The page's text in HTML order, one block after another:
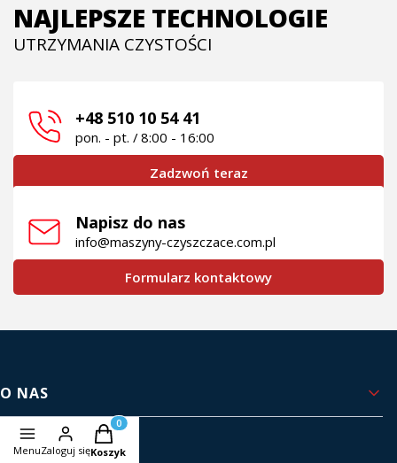
NAJLEPSZE TECHNOLOGIE
UTRZYMANIA CZYSTOŚCI
+48 510 10 54 41
pon. - pt. / 8:00 - 16:00
Zadzwoń teraz
Napisz do nas
info@maszyny-czyszczace.com.pl
Formularz kontaktowy
Linki w stopce
O NAS
Kontakt i dane firmy
MenuZaloguj się
Produkty w koszyku: 0. Zobacz szczegóły
Koszyk